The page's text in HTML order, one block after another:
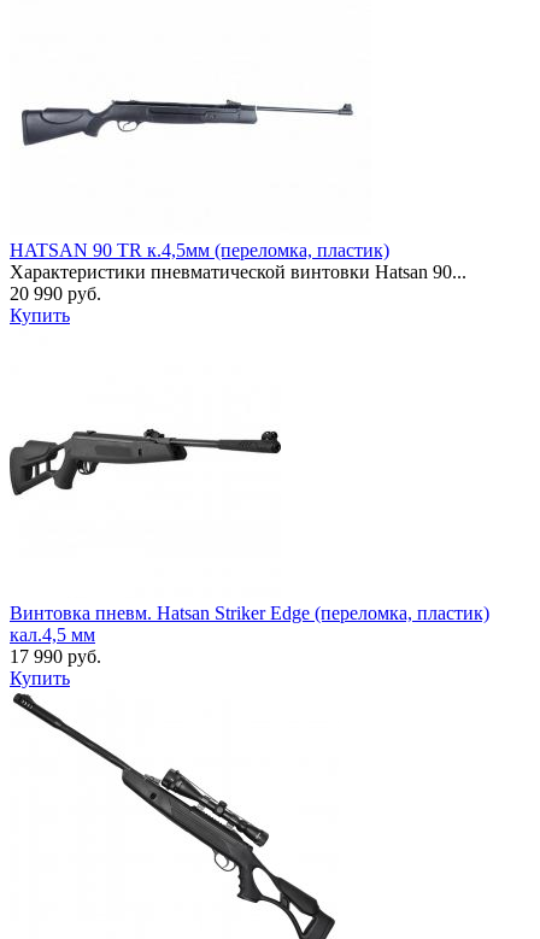
HATSAN 90 TR к.4,5мм (переломка, пластик)
Характеристики пневматической винтовки Hatsan 90...
20 990 руб.
Купить
Винтовка пневм. Hatsan Striker Edge (переломка, пластик)
кал.4,5 мм
17 990 руб.
Купить